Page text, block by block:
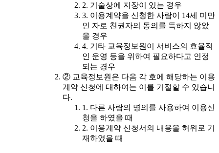
2. 기술상에 지장이 있는 경우
3. 이용계약을 신청한 사람이 14세 미만
인 자로 친권자의 동의를 득하지 않았
을 경우
4. 기타 교육정보원이 서비스의 효율적
인 운영 등을 위하여 필요하다고 인정
되는 경우
② 교육정보원은 다음 각 호에 해당하는 이용
계약 신청에 대하여는 이를 거절할 수 있습니
다.
1. 다른 사람의 명의를 사용하여 이용신
청을 하였을 때
2. 이용계약 신청서의 내용을 허위로 기
재하였을 때